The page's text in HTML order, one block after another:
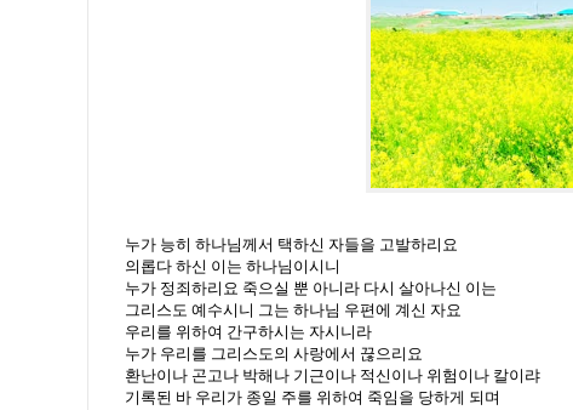
누가 능히 하나님께서 택하신 자들을 고발하리요
의롭다 하신 이는 하나님이시니
누가 정죄하리요 죽으실 뿐 아니라 다시 살아나신 이는
그리스도 예수시니 그는 하나님 우편에 계신 자요
우리를 위하여 간구하시는 자시니라
누가 우리를 그리스도의 사랑에서 끊으리요
환난이나 곤고나 박해나 기근이나 적신이나 위험이나 칼이랴
기록된 바 우리가 종일 주를 위하여 죽임을 당하게 되며